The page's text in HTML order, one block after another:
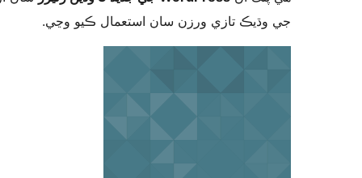
ڳولھيو
جي وڌيڪ تازي ورزن سان استعمال ڪيو وڃي.